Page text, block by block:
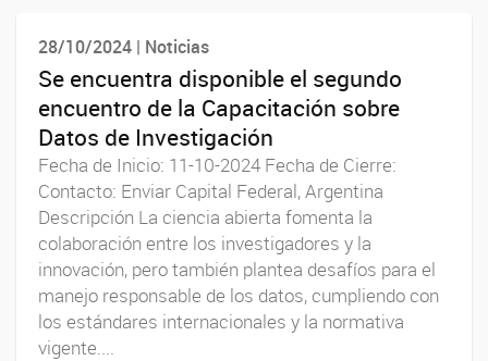
28/10/2024 | Noticias
Se encuentra disponible el segundo
encuentro de la Capacitación sobre
Datos de Investigación
Fecha de Inicio: 11-10-2024 Fecha de Cierre:
Contacto: Enviar Capital Federal, Argentina
Descripción La ciencia abierta fomenta la
colaboración entre los investigadores y la
innovación, pero también plantea desafíos para el
manejo responsable de los datos, cumpliendo con
los estándares internacionales y la normativa
vigente....